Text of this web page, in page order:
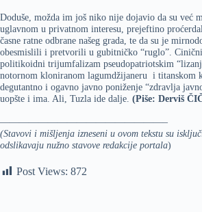
Doduše, možda im još niko nije dojavio da su već
uglavnom u privatnom interesu, prejeftino
časne ratne odbrane našeg grada, te da su je
obesmislili i pretvorili u gubitničko “ruglo”.
politikoidni trijumfalizam pseudopatriotskim
notornom kloniranom lagumdžijaneru i titanskom
degutantno i ogavno javno poniženje “zdravlja
uopšte i ima. Ali, Tuzla ide dalje. (Piše: Derviš
—————————————————–
(Stavovi i mišljenja izneseni u ovom tekstu su
odslikavaju nužno stavove redakcije portala)
Post Views: 872